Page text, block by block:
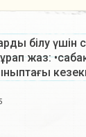
білу үшін
жаз: